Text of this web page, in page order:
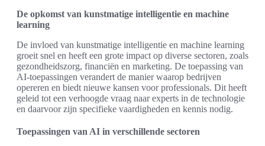
De opkomst van kunstmatige intelligentie en machine
learning
De invloed van kunstmatige intelligentie en machine learning
groeit snel en heeft een grote impact op diverse sectoren, zoals
gezondheidszorg, financiën en marketing. De toepassing van
AI-toepassingen verandert de manier waarop bedrijven
opereren en biedt nieuwe kansen voor professionals. Dit heeft
geleid tot een verhoogde vraag naar experts in de technologie
en daarvoor zijn specifieke vaardigheden en kennis nodig.
Toepassingen van AI in verschillende sectoren